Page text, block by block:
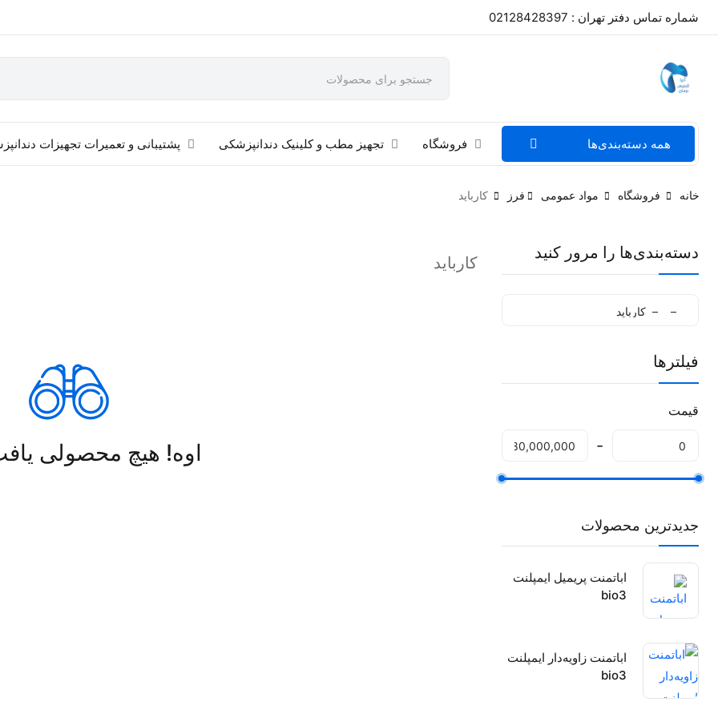
شماره تماس دفتر تهران : 02128428397
همه دسته‌بندی‌ها فروشگاه تجهیز مطب و کلینیک دندانپزشکی پشتیبانی و تعمیرات تجهیزات
خانه فروشگاه مواد عمومی فرز کارباید
دسته‌بندی‌ها را مرور کنید
فیلترها
قیمت
جدیدترین محصولات
اباتمنت پریمیل ایمپلنت
bio3
اباتمنت زاویه‌دار ایمپلنت
bio3
کارباید
اوه! هیچ محصولی